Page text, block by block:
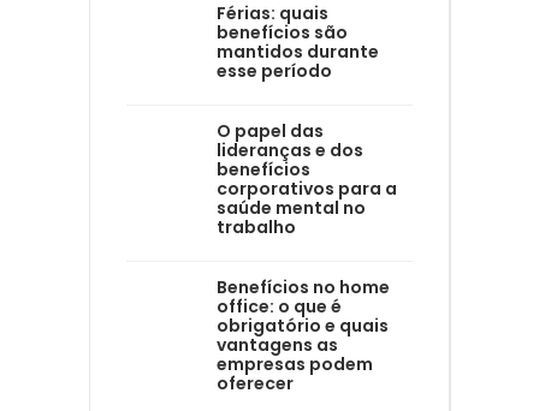
Férias: quais
benefícios são
mantidos durante
esse período
O papel das
lideranças e dos
benefícios
corporativos para a
saúde mental no
trabalho
Benefícios no home
office: o que é
obrigatório e quais
vantagens as
empresas podem
oferecer